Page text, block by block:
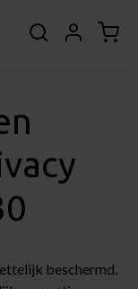
beschermd.